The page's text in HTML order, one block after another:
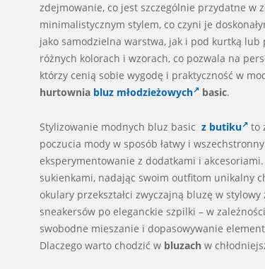
zdejmowanie, co jest szczególnie przydatne w
minimalistycznym stylem, co czyni je
jako samodzielna warstwa, jak i pod kurtką lub
różnych kolorach i wzorach, co pozwala na
którzy cenią sobie wygodę i praktyczność w
hurtownia bluz młodzieżowych basic.
Stylizowanie modnych bluz basic z butiku
to
poczucia mody w sposób łatwy i
eksperymentowanie z dodatkami i
sukienkami, nadając swoim outfitom unikalny
okulary przekształci zwyczajną bluzę w
sneakersów po eleganckie szpilki – w
swobodne mieszanie i dopasowywanie
Dlaczego warto chodzić w bluzach w